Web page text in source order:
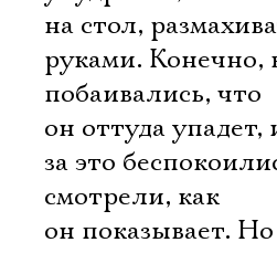
на стол,
руками. Конечно,
побаивались, что
он оттуда
за это
смотрели, как
он показывает.